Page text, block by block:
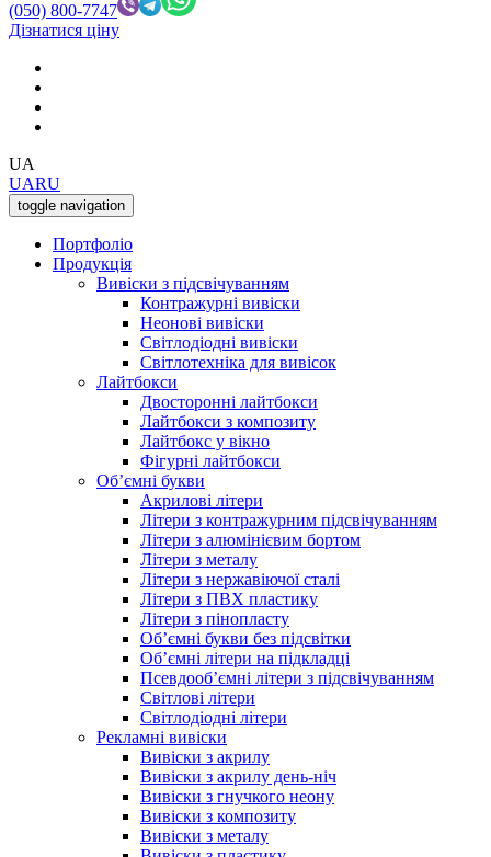
(050) 800-7747
Дізнатися ціну
UA
UARU
toggle navigation
Портфоліо
Продукція
Вивіски з підсвічуванням
Контражурні вивіски
Неонові вивіски
Світлодіодні вивіски
Світлотехніка для вивісок
Лайтбокси
Двосторонні лайтбокси
Лайтбокси з композиту
Лайтбокс у вікно
Фігурні лайтбокси
Об’ємні букви
Акрилові літери
Літери з контражурним підсвічуванням
Літери з алюмінієвим бортом
Літери з металу
Літери з нержавіючої сталі
Літери з ПВХ пластику
Літери з пінопласту
Об’ємні букви без підсвітки
Об’ємні літери на підкладці
Псевдооб’ємні літери з підсвічуванням
Світлові літери
Світлодіодні літери
Рекламні вивіски
Вивіски з акрилу
Вивіски з акрилу день-ніч
Вивіски з гнучкого неону
Вивіски з композиту
Вивіски з металу